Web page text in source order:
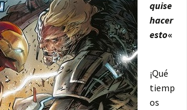
quise
hacer
esto«
¡Qué
tiemp
os